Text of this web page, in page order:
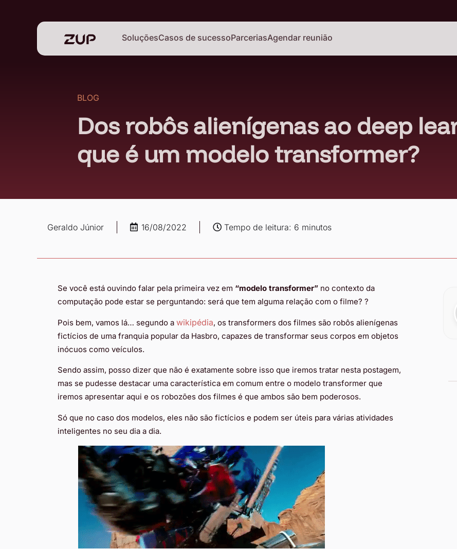
SoluçõesCasos de sucessoParceriasAgendar reunião
BLOG
Dos robôs alienígenas ao deep
que é um modelo transformer?
Geraldo Júnior 16/08/2022 Tempo de leitura: 6 minutos
Se você está ouvindo falar pela primeira vez em “modelo transformer” no contexto da
computação pode estar se perguntando: será que tem alguma relação com o filme? ?​
Pois bem, vamos lá… segundo a wikipédia, os transformers dos filmes são robôs alienígenas
fictícios de uma franquia popular da Hasbro, capazes de transformar seus corpos em objetos
inócuos como veículos.
Sendo assim, posso dizer que não é exatamente sobre isso que iremos tratar nesta postagem,
mas se pudesse destacar uma característica em comum entre o modelo transformer que
iremos apresentar aqui e os robozões dos filmes é que ambos são bem poderosos.
Só que no caso dos modelos, eles não são fictícios e podem ser úteis para várias atividades
inteligentes no seu dia a dia.